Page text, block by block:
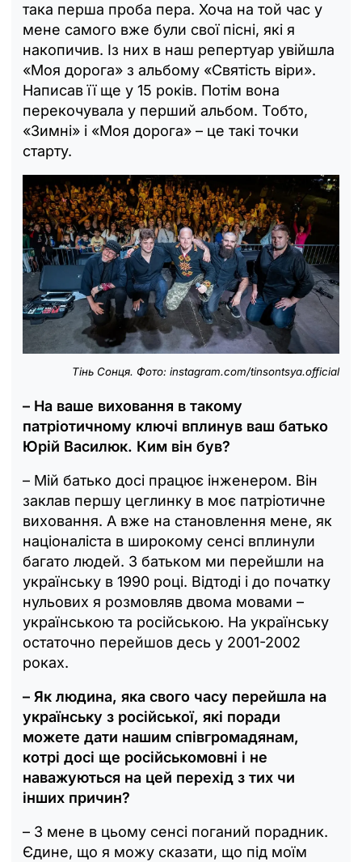
така перша проба пера. Хоча на той час у
мене самого вже були свої пісні, які я
накопичив. Із них в наш репертуар увійшла
«Моя дорога» з альбому «Святість віри».
Написав її ще у 15 років. Потім вона
перекочувала у перший альбом. Тобто,
«Зимні» і «Моя дорога» – це такі точки
старту.
Тінь Сонця. Фото: instagram.com/tinsontsya.official
– На ваше виховання в такому
патріотичному ключі вплинув ваш батько
Юрій Василюк. Ким він був?
– Мій батько досі працює інженером. Він
заклав першу цеглинку в моє патріотичне
виховання. А вже на становлення мене, як
націоналіста в широкому сенсі вплинули
багато людей. З батьком ми перейшли на
українську в 1990 році. Відтоді і до початку
нульових я розмовляв двома мовами –
українською та російською. На українську
остаточно перейшов десь у 2001-2002
роках.
– Як людина, яка свого часу перейшла на
українську з російської, які поради
можете дати нашим співгромадянам,
котрі досі ще російськомовні і не
наважуються на цей перехід з тих чи
інших причин?
– З мене в цьому сенсі поганий порадник.
Єдине, що я можу сказати, що під моїм